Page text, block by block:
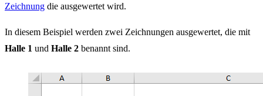
Zeichnung die ausgewertet wird.
In diesem Beispiel werden zwei Zeichnungen ausgewertet, die mit
Halle 1 und Halle 2 benannt sind.